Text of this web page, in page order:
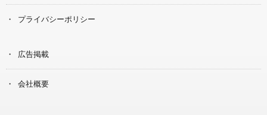
プライバシーポリシー
広告掲載
会社概要